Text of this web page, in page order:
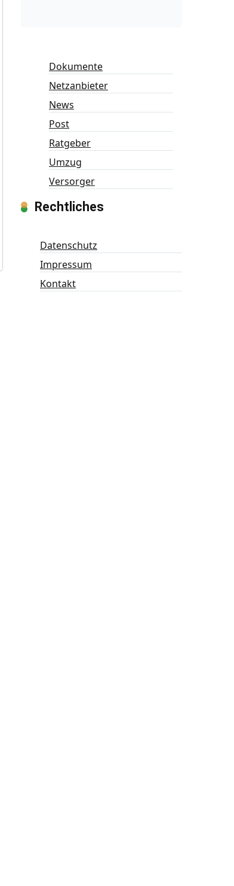
Dokumente
Netzanbieter
News
Post
Ratgeber
Umzug
Versorger
Rechtliches
Datenschutz
Impressum
Kontakt